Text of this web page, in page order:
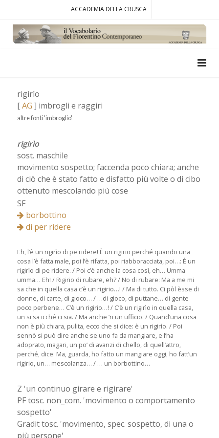
ACCADEMIA DELLA CRUSCA
rigirìo
[AG ] imbrogli e raggiri
altre fonti 'imbroglio'
rigirìo
sost. maschile
movimento sospetto; faccenda poco chiara; anche
di ciò che è stato fatto e disfatto più volte o di cibo
ottenuto mescolando più cose
SF
borbottino
di per ridere
Eh, l’è un rigirìo di pe ridere! È un rigirio perché quando una
cosa l’è fatta male, poi l’è rifatta, poi riabboracciata, poi…: È un
rigirìo di pe ridere. / Poi c’è anche la cosa così, eh… Umma
umma… Eh! / Rigirio di rubare, eh? / No di rubare: Ma a me mi
sa che in quella casa c’è un rigirio…! / Ma di tutto. Ci pòl èsse di
donne, di carte, di gioco… / …di gioco, di puttane… di gente
poco perbene… C’è un rigirio…! / C’è un rigirìo in quella casa,
un si sa icché ci sia. / Ma anche ’n un ufficio. / Quand’una cosa
non è più chiara, pulita, ecco che si dice: è un rigirìo. / Poi
sennò si può dire anche se uno fa da mangiare, e l’ha
adoprato, magari, un po’ di avanzi di chello, di quell’attro,
perché, dice: Ma, guarda, ho fatto un mangiare oggi, ho fatt’un
rigirio, un… mescolanza… / … un borbottino…
Z 'un continuo girare e rigirare'
PF tosc. non_com. 'movimento o comportamento
sospetto'
Gradit tosc. 'movimento, spec. sospetto, di una o
più persone'